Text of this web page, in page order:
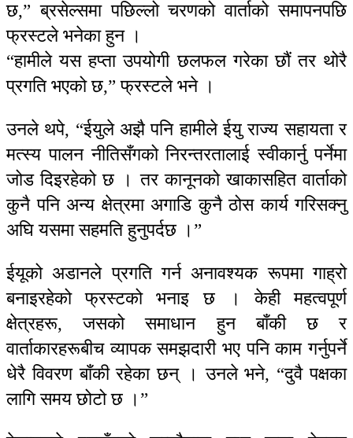
छ,” ब्रसेल्समा पछिल्लो चरणको वार्ताको समापनपछि
फ्रस्टले भनेका हुन ।
“हामीले यस हप्ता उपयोगी छलफल गरेका छौं तर थोरै
प्रगति भएको छ,” फ्रस्टले भने ।
उनले थपे, “ईयुले अझै पनि हामीले ईयु राज्य सहायता र
मत्स्य पालन नीतिसँगको निरन्तरतालाई स्वीकार्नु पर्नेमा
जोड दिइरहेको छ । तर कानूनको खाकासहित वार्ताको
कुनै पनि अन्य क्षेत्रमा अगाडि कुनै ठोस कार्य गरिसक्नु
अघि यसमा सहमति हुनुपर्दछ ।”
ईयूको अडानले प्रगति गर्न अनावश्यक रूपमा गाह्रो
बनाइरहेको फ्रस्टको भनाइ छ । केही महत्वपूर्ण
क्षेत्रहरू, जसको समाधान हुन बाँकी छ र
वार्ताकारहरूबीच व्यापक समझदारी भए पनि काम गर्नुपर्ने
धेरै विवरण बाँकी रहेका छन् । उनले भने, “दुवै पक्षका
लागि समय छोटो छ ।”